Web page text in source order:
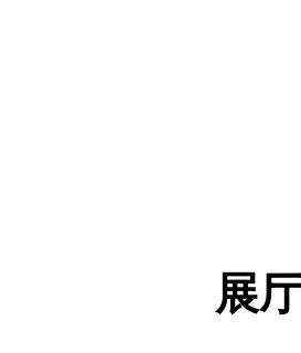
展